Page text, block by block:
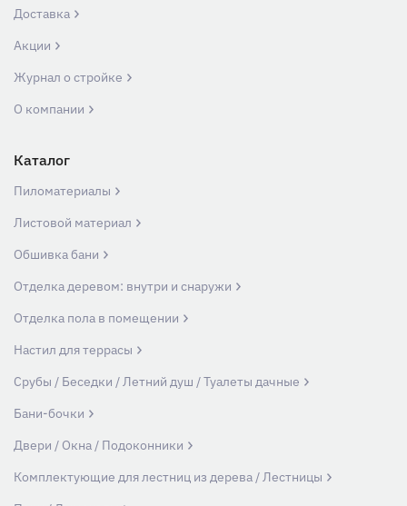
Доставка
Акции
Журнал о стройке
О компании
Каталог
Пиломатериалы
Листовой материал
Обшивка бани
Отделка деревом: внутри и снаружи
Отделка пола в помещении
Настил для террасы
Срубы / Беседки / Летний душ / Туалеты дачные
Бани-бочки
Двери / Окна / Подоконники
Комплектующие для лестниц из дерева / Лестницы